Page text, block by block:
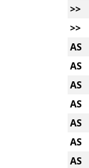
>>
>>
AS
AS
AS
AS
AS
AS
AS